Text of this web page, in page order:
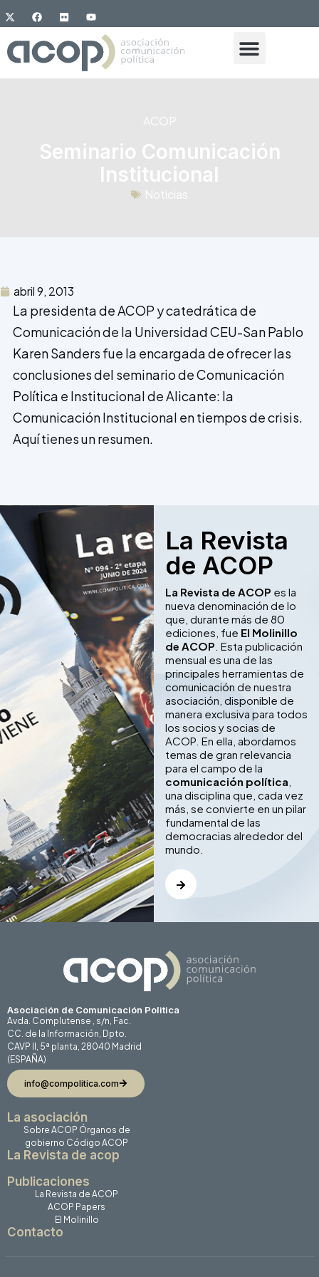
ACOP
Seminario Comunicación
Institucional
Noticias
abril 9, 2013
La presidenta de ACOP y catedrática de
Comunicación de la Universidad CEU-San Pablo
Karen Sanders fue la encargada de ofrecer las
conclusiones del seminario de Comunicación
Política e Institucional de Alicante: la
Comunicación Institucional en tiempos de crisis.
Aquí tienes un resumen.
La Revista
de ACOP
La Revista de ACOP es la
nueva denominación de lo
que, durante más de 80
ediciones, fue El Molinillo
de ACOP . Esta publicación
mensual es una de las
principales herramientas de
comunicación de nuestra
asociación, disponible de
manera exclusiva para todos
los socios y socias de
ACOP. En ella, abordamos
temas de gran relevancia
para el campo de la
comunicación política
una disciplina que, cada vez
más, se convierte en un pilar
fundamental de las
democracias alrededor del
mundo.
Asociación de Comunicación Politica
Avda. Complutense , s/n, Fac.
CC. de la Información, Dpto.
CAVP II, 5ª planta, 28040 Madrid
(ESPAÑA)
info@compolitica.com
La asociación
Sobre ACOP Órganos de
gobierno Código ACOP
La Revista de acop
Publicaciones
La Revista de ACOP
ACOP Papers
El Molinillo
Contacto